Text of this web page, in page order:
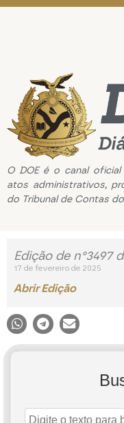
O DOE é o canal
atos administrativos,
do Tribunal de Contas
Edição de n°3497
17 de fevereiro de 2025
Abrir Edição